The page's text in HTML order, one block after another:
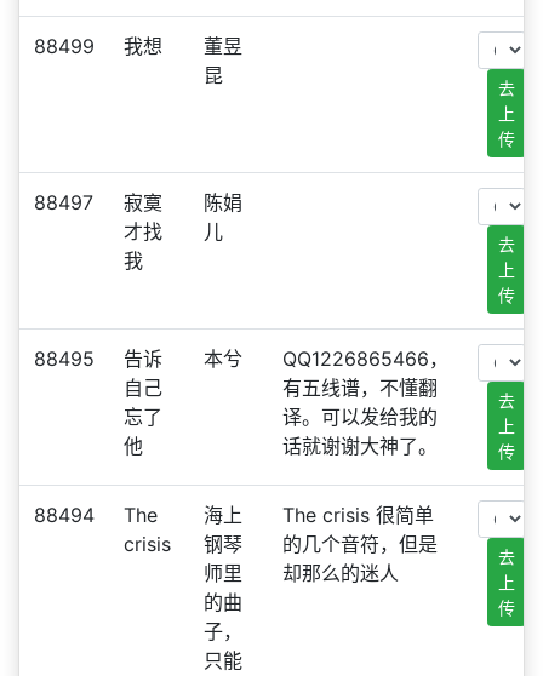
88499 我想
董昱
昆
去
上
传
88497
寂寞
才找
我
陈娟
儿
去
上
传
88495
告诉
自己
忘了
他
本兮
QQ1226865466，
有五线谱，不懂翻
译。可以发给我的
话就谢谢大神了。
去
上
传
88494
The
crisis
海上
钢琴
师里
的曲
子，
只能
The crisis 很简单
的几个音符，但是
却那么的迷人
去
上
传